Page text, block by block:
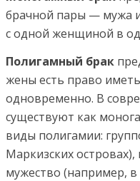
брач­ной пары — мужа
с одной женщиной в
Полигамный брак
жены есть пра­во
одновременно. В
существуют как
виды полигамии:
Маркизских
мужество (например,